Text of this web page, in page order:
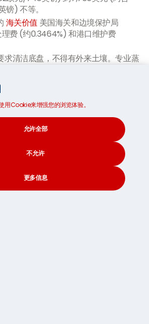
) 不等。
海关价值 美国海关和边境保护局
费 (约0.3464%) 和港口维护费
求清洁底盘，不得有外来土壤。专业蒸
/373英镑)。
务通常收取300美元 (约合259欧
美元 (约合689欧元/597英镑) 的费
的入境文件。
量税因州而异，最终账单上平均增加约
欧元/447英镑)。
到美国需要多少费用?
x
up to find out
用Cookie来增强您的浏览体验。
允许全部
不允许
更多信息